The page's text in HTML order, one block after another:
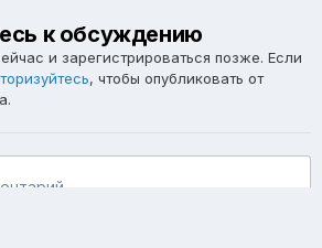
к обсуждению
и зарегистрироваться позже. Если
, чтобы опубликовать от